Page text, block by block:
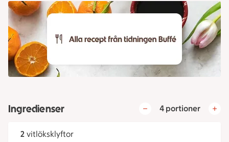
Ingredienser 4 portioner
2 vitlöksklyftor